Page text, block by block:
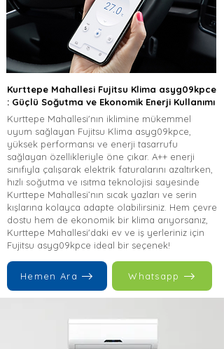
Kurttepe Mahallesi Fujitsu Klima asyg09kpce
: Güçlü Soğutma ve Ekonomik Enerji Kullanımı
Kurttepe Mahallesi'nın iklimine mükemmel
uyum sağlayan Fujitsu Klima asyg09kpce,
yüksek performansı ve enerji tasarrufu
sağlayan özellikleriyle öne çıkar. A++ enerji
sınıfıyla çalışarak elektrik faturalarını azaltırken,
hızlı soğutma ve ısıtma teknolojisi sayesinde
Kurttepe Mahallesi’nın sıcak yazları ve serin
kışlarına kolayca adapte olabilirsiniz. Hem çevre
dostu hem de ekonomik bir klima arıyorsanız,
Kurttepe Mahallesi'daki ev ve iş yerleriniz için
Fujitsu asyg09kpce ideal bir seçenek!
Hemen Ara Whatsapp